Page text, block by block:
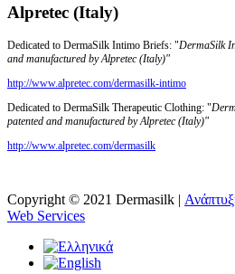
Alpretec (Italy)
Dedicated to DermaSilk Intimo Briefs: "DermaSilk
and manufactured by Alpretec (Italy)"
http://www.alpretec.com/dermasilk-intimo
Dedicated to DermaSilk Therapeutic Clothing: "
patented and manufactured by Alpretec (Italy)"
http://www.alpretec.com/dermasilk
Copyright © 2021 Dermasilk |
Web Services